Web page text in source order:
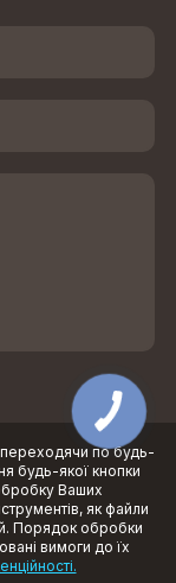
по будь-
будь-якої кнопки
Ваших
як файли
Порядок обробки
вимоги до їх